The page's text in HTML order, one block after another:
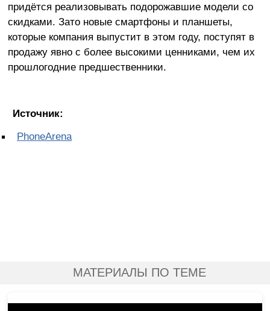
придётся реализовывать подорожавшие модели со
скидками. Зато новые смартфоны и планшеты,
которые компания выпустит в этом году, поступят в
продажу явно с более высокими ценниками, чем их
прошлогодние предшественники.
Источник:
PhoneArena
МАТЕРИАЛЫ ПО ТЕМЕ